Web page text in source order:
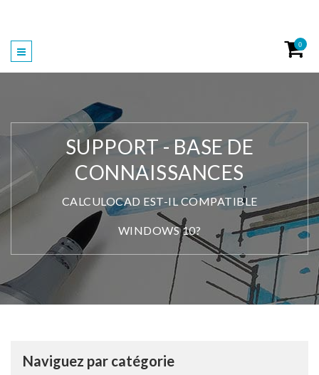
0
SUPPORT - BASE DE
CONNAISSANCES
CALCULOCAD EST-IL COMPATIBLE
WINDOWS 10?
Naviguez par catégorie